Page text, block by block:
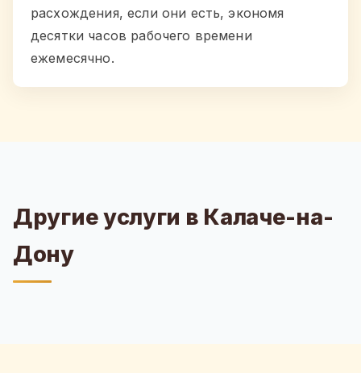
расхождения, если они есть, экономя
десятки часов рабочего времени
ежемесячно.
Другие услуги в Калаче-на-
Дону